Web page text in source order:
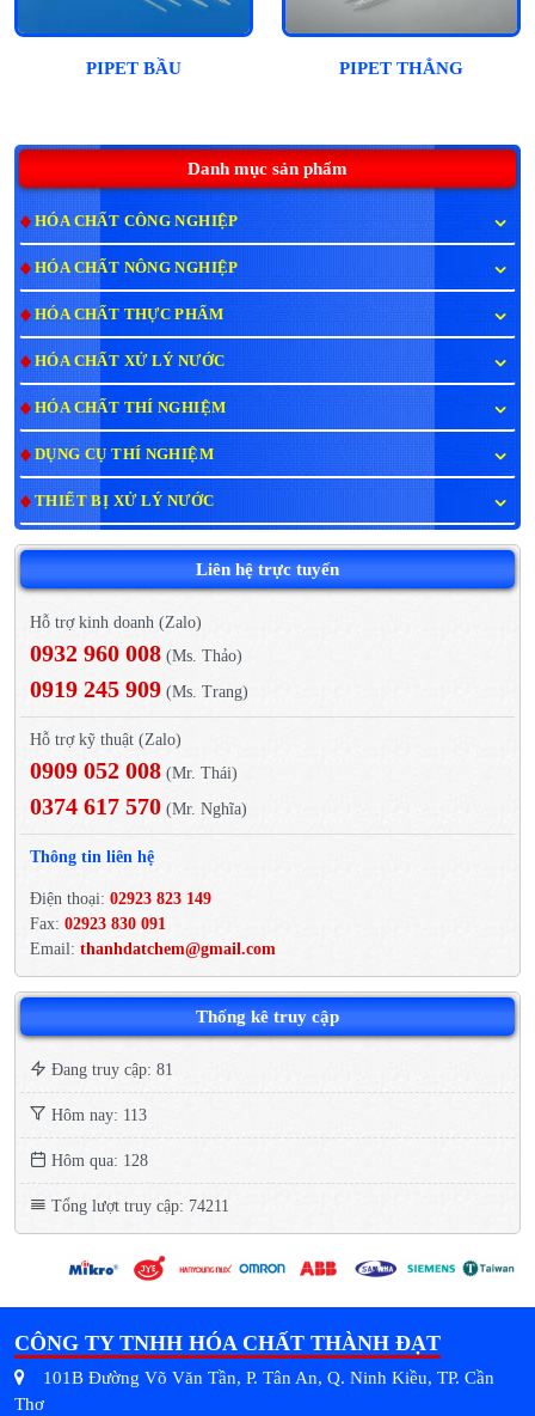
Danh mục sản phẩm
HÓA CHẤT CÔNG NGHIỆP
HÓA CHẤT NÔNG NGHIỆP
HÓA CHẤT THỰC PHẨM
HÓA CHẤT XỬ LÝ NƯỚC
HÓA CHẤT THÍ NGHIỆM
DỤNG CỤ THÍ NGHIỆM
THIẾT BỊ XỬ LÝ NƯỚC
Liên hệ trực tuyến
Hỗ trợ kinh doanh (Zalo)
0932 960 008 (Ms. Thảo)
0919 245 909 (Ms. Trang)
Hỗ trợ kỹ thuật (Zalo)
0909 052 008 (Mr. Thái)
0374 617 570 (Mr. Nghĩa)
Thông tin liên hệ
Điện thoại: 02923 823 149
Fax: 02923 830 091
Email: thanhdatchem@gmail.com
Thống kê truy cập
Đang truy cập: 81
Hôm nay: 113
Hôm qua: 128
Tổng lượt truy cập: 74211
PIPET BẦU PIPET THẲNG
CÔNG TY TNHH HÓA CHẤT THÀNH ĐẠT
101B Đường Võ Văn Tần, P. Tân An, Q. Ninh Kiều, TP. Cần
Thơ